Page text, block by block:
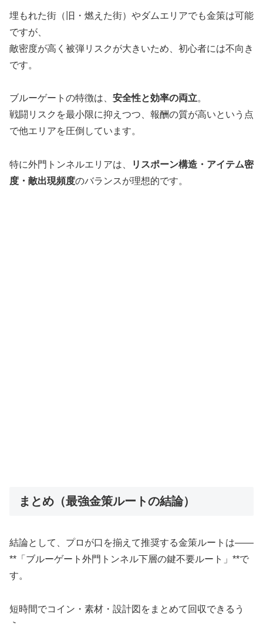
埋もれた街（旧・燃えた街）やダムエリアでも金策は可能
ですが、
敵密度が高く被弾リスクが大きいため、初心者には不向き
です。
ブルーゲートの特徴は、 安全性と効率の両立。
戦闘リスクを最小限に抑えつつ、報酬の質が高いという点
で他エリアを圧倒しています。
特に外門トンネルエリアは、
リスポーン構造・アイテム密
度・敵出現頻度のバランスが理想的です。
まとめ（最強金策ルートの結論）
結論として、プロが口を揃えて推奨する金策ルートは――
**「ブルーゲート外門トンネル下層の鍵不要ルート」**で
す。
短時間でコイン・素材・設計図をまとめて回収できるう